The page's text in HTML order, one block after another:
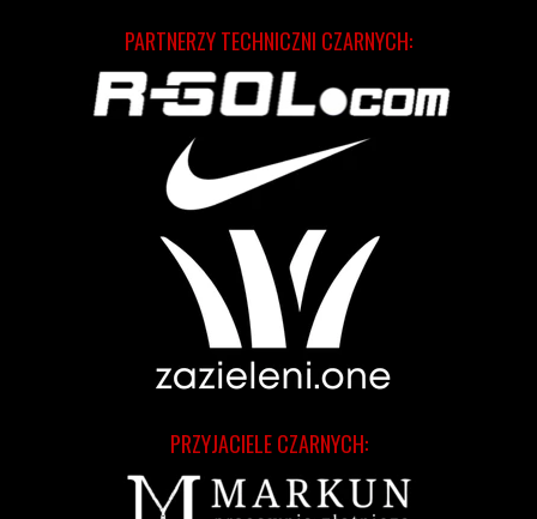
PRZYJACIELE CZARNYCH:
PARTNERZY TECHNICZNI CZARNYCH: